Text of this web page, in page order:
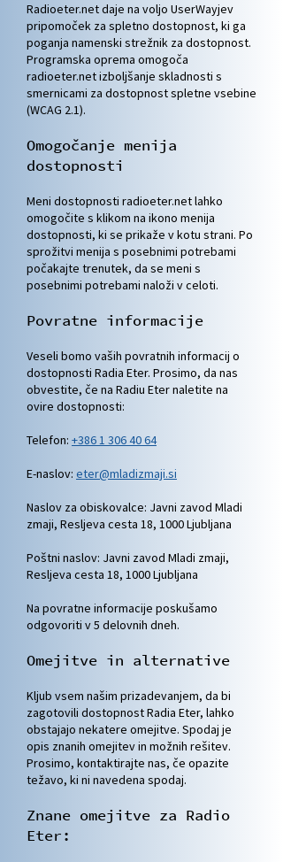
Radioeter.net daje na voljo UserWayjev
pripomoček za spletno dostopnost, ki ga
poganja namenski strežnik za dostopnost.
Programska oprema omogoča
radioeter.net izboljšanje skladnosti s
smernicami za dostopnost spletne vsebine
(WCAG 2.1).
Omogočanje menija
dostopnosti
Meni dostopnosti radioeter.net lahko
omogočite s klikom na ikono menija
dostopnosti, ki se prikaže v kotu strani. Po
sprožitvi menija s posebnimi potrebami
počakajte trenutek, da se meni s
posebnimi potrebami naloži v celoti.
Povratne informacije
Veseli bomo vaših povratnih informacij o
dostopnosti Radia Eter. Prosimo, da nas
obvestite, če na Radiu Eter naletite na
ovire dostopnosti:
Telefon: +386 1 306 40 64
E-naslov: eter@mladizmaji.si
Naslov za obiskovalce: Javni zavod Mladi
zmaji, Resljeva cesta 18, 1000 Ljubljana
Poštni naslov: Javni zavod Mladi zmaji,
Resljeva cesta 18, 1000 Ljubljana
Na povratne informacije poskušamo
odgovoriti v 5 delovnih dneh.
Omejitve in alternative
Kljub vsem našim prizadevanjem, da bi
zagotovili dostopnost Radia Eter, lahko
obstajajo nekatere omejitve. Spodaj je
opis znanih omejitev in možnih rešitev.
Prosimo, kontaktirajte nas, če opazite
težavo, ki ni navedena spodaj.
Znane omejitve za Radio
Eter: